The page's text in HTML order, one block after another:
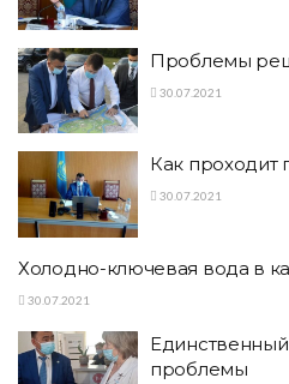
Проблемы
30.07.2021
Как проходит
30.07.2021
Холодно-ключевая вода в
30.07.2021
проблемы